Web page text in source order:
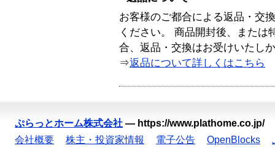
お客様のご都合による返品・交
ください。 商品開封後、または
合、返品・交換はお受けいたし
⇒返品について詳しくはこちら
ぷらっとホーム株式会社 — https://www.plathome.co.jp/
会社概要
株主・投資家情報 電子公告 OpenBlocks